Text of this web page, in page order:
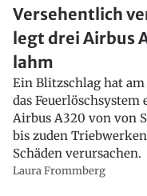
Versehentlich
legt drei Airbus
lahm
Ein Blitzschlag hat
das Feuerlöschsystem
Airbus A320 von von
bis zuden
Schäden verursachen.
Laura Frommberg